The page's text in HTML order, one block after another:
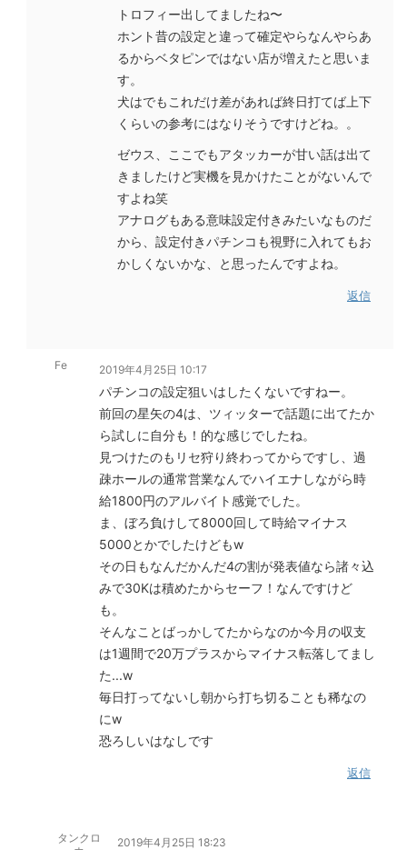
トロフィー出してましたね〜
ホント昔の設定と違って確定やらなんやらあ
るからベタピンではない店が増えたと思いま
す。
犬はでもこれだけ差があれば終日打てば上下
くらいの参考にはなりそうですけどね。。
ゼウス、ここでもアタッカーが甘い話は出て
きましたけど実機を見かけたことがないんで
すよね笑
アナログもある意味設定付きみたいなものだ
から、設定付きパチンコも視野に入れてもお
かしくないかな、と思ったんですよね。
返信
Fe 2019年4月25日 10:17
パチンコの設定狙いはしたくないですねー。
前回の星矢の4は、ツィッターで話題に出てたか
ら試しに自分も！的な感じでしたね。
見つけたのもリセ狩り終わってからですし、過
疎ホールの通常営業なんでハイエナしながら時
給1800円のアルバイト感覚でした。
ま、ぼろ負けして8000回して時給マイナス
5000とかでしたけどもw
その日もなんだかんだ4の割が発表値なら諸々込
みで30Kは積めたからセーフ！なんですけど
も。
そんなことばっかしてたからなのか今月の収支
は1週間で20万プラスからマイナス転落してまし
た...w
毎日打ってないし朝から打ち切ることも稀なの
にw
恐ろしいはなしです
返信
タンクロ
2019年4月25日 18:23